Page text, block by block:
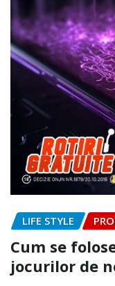
LIFE STYLE
Cum se
jocurilor de